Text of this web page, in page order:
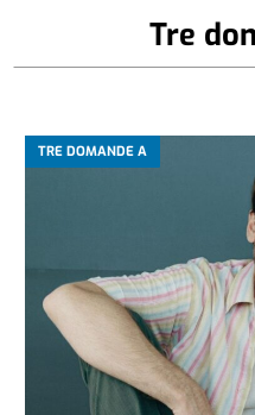
Tre
TRE DOMANDE A